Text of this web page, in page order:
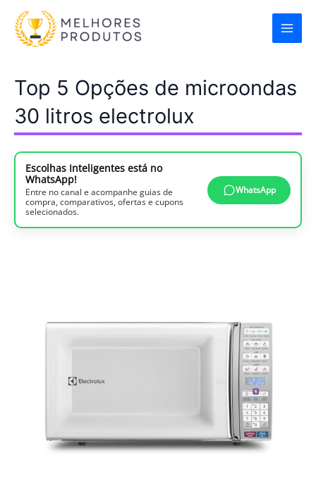
para
Top 5 Opções de microondas
30 litros electrolux
Escolhas Inteligentes está no
WhatsApp!
Entre no canal e acompanhe guias de
compra, comparativos, ofertas e cupons
selecionados.
WhatsApp